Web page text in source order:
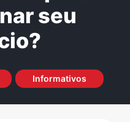
seu
Informativos